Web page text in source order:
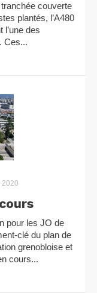
couverte
plantés, l’A480
l’une des
Ces...
2020
pour les JO de
clé du plan de
grenobloise et
cours...